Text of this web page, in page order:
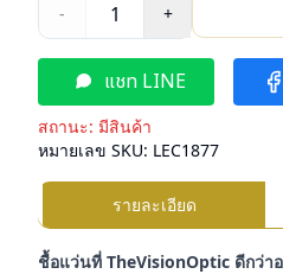
- 1 +
แชท LINE
สถานะ: มีสินค้า
หมายเลข SKU: LEC1877
รายละเอียด
ชื้อแว่นที่ TheVisionOptic ดีกว่า